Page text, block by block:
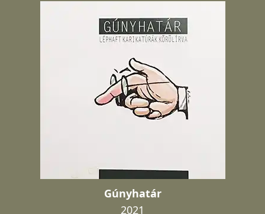
Gúnyhatár
2021